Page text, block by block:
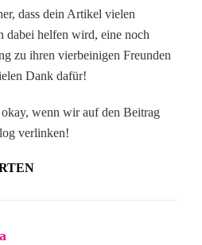
dass dein Artikel vielen
dabei helfen wird, eine noch
zu ihren vierbeinigen Freunden
Dank dafür!
wenn wir auf den Beitrag
verlinken!